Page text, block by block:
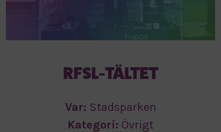
RFSL-TÄLTET
Var: Stadsparken
Kategori: Övrigt